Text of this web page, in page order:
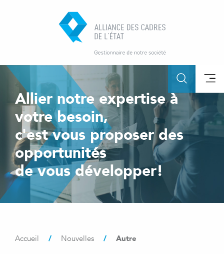
Allier notre expertise à
votre besoin,
c'est vous proposer des
opportunités
de vous développer!
Accueil / Nouvelles / Autre